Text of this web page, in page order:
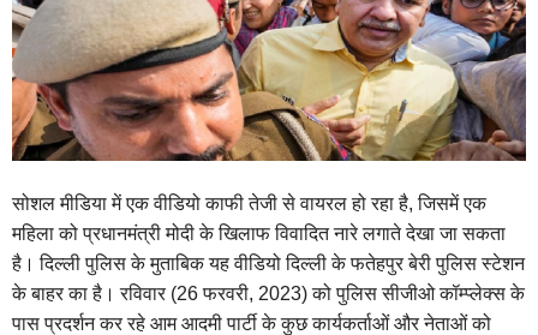
सोशल मीडिया में एक वीडियो काफी तेजी से वायरल हो रहा है, जिसमें एक
महिला को प्रधानमंत्री मोदी के खिलाफ विवादित नारे लगाते देखा जा सकता
है। दिल्ली पुलिस के मुताबिक यह वीडियो दिल्ली के फतेहपुर बेरी पुलिस स्टेशन
के बाहर का है। रविवार (26 फरवरी, 2023) को पुलिस सीजीओ कॉम्प्लेक्स के
पास प्रदर्शन कर रहे आम आदमी पार्टी के कुछ कार्यकर्ताओं और नेताओं को